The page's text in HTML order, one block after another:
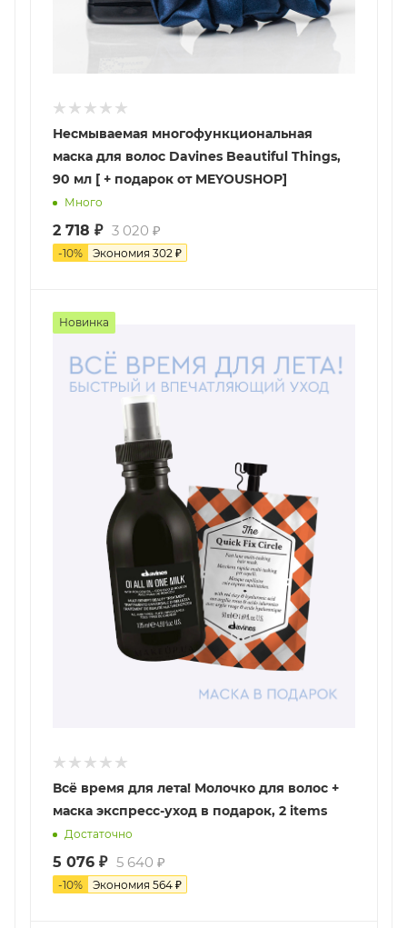
Несмываемая многофункциональная
маска для волос Davines Beautiful Things,
90 мл [ + подарок от MEYOUSHOP]
Много
2 718 ₽ 3 020 ₽
-10% Экономия 302 ₽
Новинка
Всё время для лета! Молочко для волос +
маска экспресс-уход в подарок, 2 items
Достаточно
5 076 ₽ 5 640 ₽
-10% Экономия 564 ₽